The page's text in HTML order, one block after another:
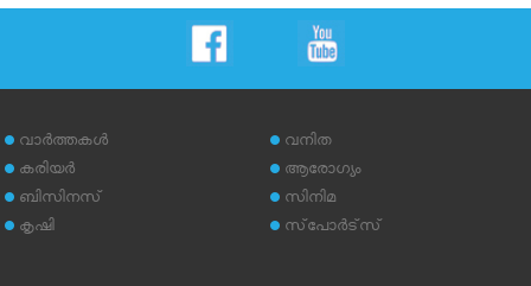
വാര്‍ത്തകള്‍
കരിയര്‍
ബിസിനസ്
കൃഷി
വനിത
ആരോഗ്യം
സിനിമ
സ്‌പോര്‍ട്‌സ്